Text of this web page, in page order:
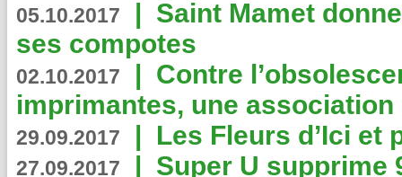
05.10.2017 | Saint Mamet
ses compotes
02.10.2017 | Contre
imprimantes, une
29.09.2017 | Les Fleurs d’Ici et
27.09.2017 | Super U supprime